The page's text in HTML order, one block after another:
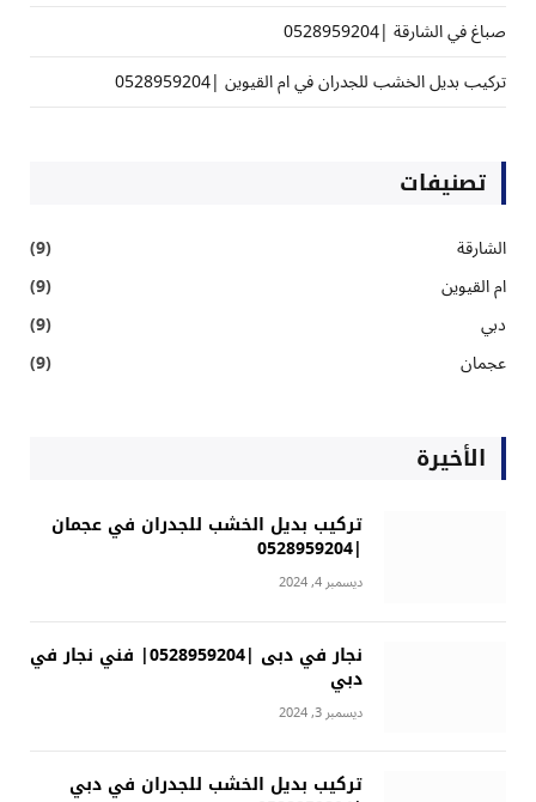
صباغ في الشارقة |0528959204
تركيب بديل الخشب للجدران في ام القيوين |0528959204
تصنيفات
الشارقة
(9)
ام القيوين
(9)
دبي
(9)
عجمان
(9)
الأخيرة
تركيب بديل الخشب للجدران في عجمان
|0528959204
ديسمبر 4, 2024
نجار في دبى |0528959204| فني نجار في
دبي
ديسمبر 3, 2024
تركيب بديل الخشب للجدران في دبي